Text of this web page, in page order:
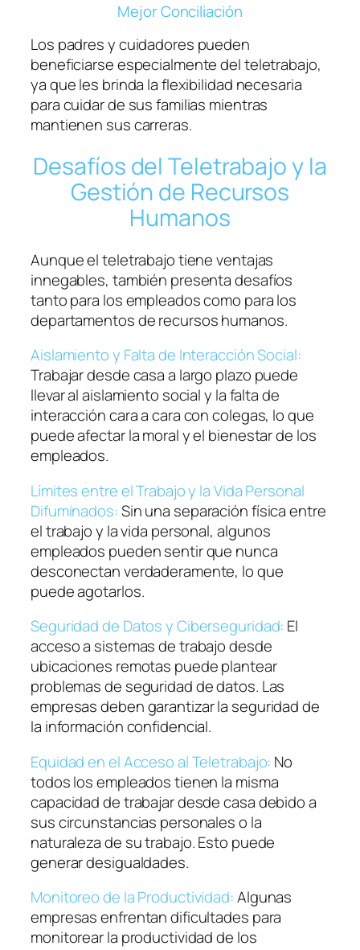
Mejor Conciliación
Los padres y cuidadores pueden
beneficiarse especialmente del teletrabajo,
ya que les brinda la flexibilidad necesaria
para cuidar de sus familias mientras
mantienen sus carreras.
Desafíos del Teletrabajo y la
Gestión de Recursos
Humanos
Aunque el teletrabajo tiene ventajas
innegables, también presenta desafíos
tanto para los empleados como para los
departamentos de recursos humanos.
Aislamiento y Falta de Interacción Social:
Trabajar desde casa a largo plazo puede
llevar al aislamiento social y la falta de
interacción cara a cara con colegas, lo que
puede afectar la moral y el bienestar de los
empleados.
Límites entre el Trabajo y la Vida Personal
Difuminados:Sin una separación física entre
el trabajo y la vida personal, algunos
empleados pueden sentir que nunca
desconectan verdaderamente, lo que
puede agotarlos.
Seguridad de Datos y Ciberseguridad: El
acceso a sistemas de trabajo desde
ubicaciones remotas puede plantear
problemas de seguridad de datos. Las
empresas deben garantizar la seguridad de
la información confidencial.
Equidad en el Acceso al Teletrabajo: No
todos los empleados tienen la misma
capacidad de trabajar desde casa debido a
sus circunstancias personales o la
naturaleza de su trabajo. Esto puede
generar desigualdades.
Monitoreo de la Productividad:Algunas
empresas enfrentan dificultades para
monitorear la productividad de los